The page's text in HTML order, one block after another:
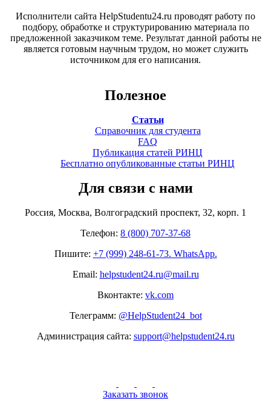
Исполнители сайта HelpStudentu24.ru проводят работу по
подбору, обработке и структурированию материала по
предложенной заказчиком теме. Результат данной работы не
является готовым научным трудом, но может служить
источником для его написания.
Полезное
Статьи
Справочник для студента
FAQ
Публикация статей РИНЦ
Бесплатно опубликованные статьи РИНЦ
Для связи с нами
Россия, Москва, Волгоградский проспект, 32, корп. 1
Телефон: 8 (800) 707-37-68
Пишите: +7 (999) 248-61-73. WhatsApp.
Email: helpstudent24.ru@mail.ru
Вконтакте: vk.com
Телеграмм: @HelpStudent24_bot
Администрация сайта: support@helpstudent24.ru
Заказать звонок